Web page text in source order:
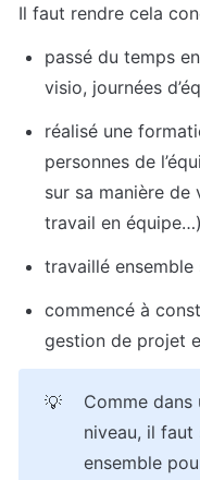
Il faut rendre cela
passé du temps
visio, journées
réalisé une
personnes de
sur sa manière de
travail en
travaillé
commencé à
gestion de projet
💡
Comme
niveau, il faut
ensemble